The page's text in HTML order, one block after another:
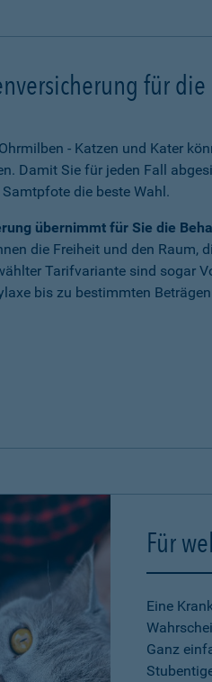
für die
- Katzen und Kater
Damit Sie für jeden Fall
die beste Wahl.
übernimmt für Sie die
die Freiheit und den Raum,
Tarifvariante sind sogar
bis zu bestimmten
Für
Eine
Ganz